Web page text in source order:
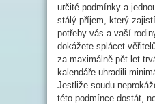
určité podmínky a
stálý příjem, který
potřeby vás a vaší
dokážete splácet
za maximálně pět let
kalendáře uhradili
Jestliže soudu
této podmínce dostát,